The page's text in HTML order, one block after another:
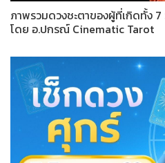
ภาพรวมดวงชะตาของผู้ที่เกิดทั้ง
โดย อ.ปกรณ์ Cinematic Tarot